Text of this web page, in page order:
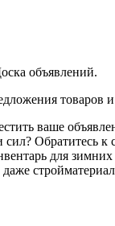
объявлений.
товаров
ваше
Обратитесь
для